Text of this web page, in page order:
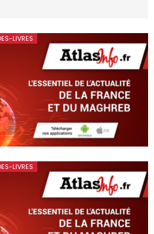
LIVRES
LIVRES